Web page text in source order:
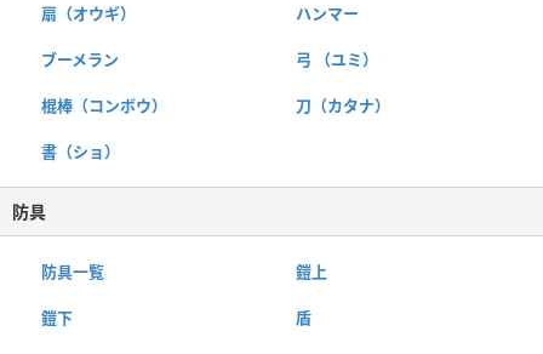
扇（オウギ） ハンマー
ブーメラン 弓 （ユミ）
棍棒（コンボウ） 刀（カタナ）
書（ショ）
防具
防具一覧 鎧上
鎧下 盾